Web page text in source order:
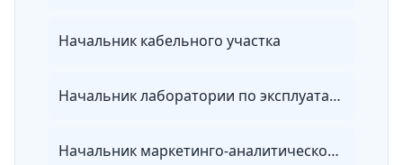
Начальник кабельного участка
Начальник лаборатории по эксплуатации электрических сетей
Начальник маркетинго-аналитического отдела энергосбытовой организации